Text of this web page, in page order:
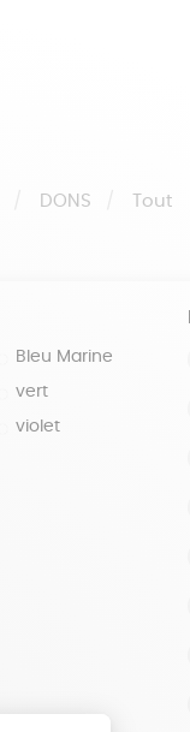
DONS Tout
Bleu Marine
vert
violet